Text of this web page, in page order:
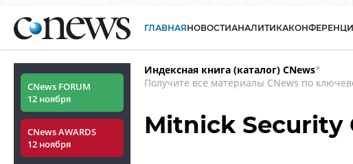
ГЛАВНАЯНОВОСТИАНАЛИТИКА
CNews FORUM
12 ноября
CNews AWARDS
12 ноября
Индексная книга (каталог) CNews*
Получите все материалы CNews по
Mitnick Security